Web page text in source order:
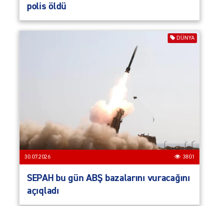
polis öldü
DÜNYA
30.07.2026 3801
SEPAH bu gün ABŞ bazalarını vuracağını
açıqladı